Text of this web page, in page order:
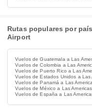
Rutas populares por
Airport
Vuelos de Guatemala a Las
Vuelos de Colombia a Las
Vuelos de Puerto Rico a Las
Vuelos de Estados Unidos a Las
Vuelos de Panamá a Las
Vuelos de México a Las
Vuelos de España a Las